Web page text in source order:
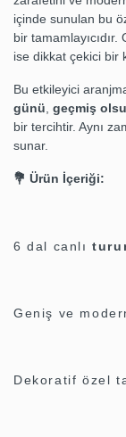
içinde sunulan bu
bir
ise dikkat çekici bir
Bu etkileyici
günü geçmiş
bir tercihtir. Aynı
sunar.
💐 Ürün İçeriği:
6 dal canlı
Geniş ve
Dekoratif özel